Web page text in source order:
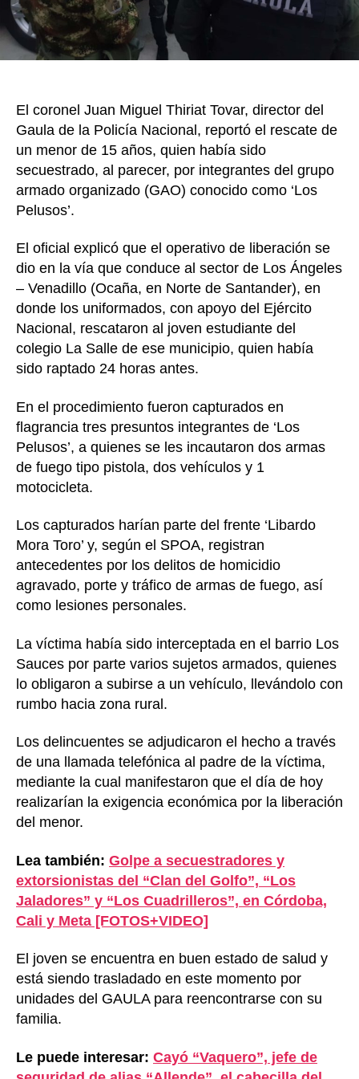
El coronel Juan Miguel Thiriat Tovar, director del
Gaula de la Policía Nacional, reportó el rescate de
un menor de 15 años, quien había sido
secuestrado, al parecer, por integrantes del grupo
armado organizado (GAO) conocido como ‘Los
Pelusos’.
El oficial explicó que el operativo de liberación se
dio en la vía que conduce al sector de Los Ángeles
– Venadillo (Ocaña, en Norte de Santander), en
donde los uniformados, con apoyo del Ejército
Nacional, rescataron al joven estudiante del
colegio La Salle de ese municipio, quien había
sido raptado 24 horas antes.
En el procedimiento fueron capturados en
flagrancia tres presuntos integrantes de ‘Los
Pelusos’, a quienes se les incautaron dos armas
de fuego tipo pistola, dos vehículos y 1
motocicleta.
Los capturados harían parte del frente ‘Libardo
Mora Toro’ y, según el SPOA, registran
antecedentes por los delitos de homicidio
agravado, porte y tráfico de armas de fuego, así
como lesiones personales.
La víctima había sido interceptada en el barrio Los
Sauces por parte varios sujetos armados, quienes
lo obligaron a subirse a un vehículo, llevándolo con
rumbo hacia zona rural.
Los delincuentes se adjudicaron el hecho a través
de una llamada telefónica al padre de la víctima,
mediante la cual manifestaron que el día de hoy
realizarían la exigencia económica por la liberación
del menor.
Lea también: Golpe a secuestradores y
extorsionistas del “Clan del Golfo”, “Los
Jaladores” y “Los Cuadrilleros”, en Córdoba,
Cali y Meta [FOTOS+VIDEO]
El joven se encuentra en buen estado de salud y
está siendo trasladado en este momento por
unidades del GAULA para reencontrarse con su
familia.
Le puede interesar: Cayó “Vaquero”, jefe de